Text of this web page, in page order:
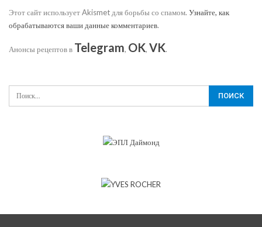
Этот сайт использует Akismet для борьбы со спамом. Узнайте, как
обрабатываются ваши данные комментариев.
Анонсы рецептов в Telegram, OK, VK.